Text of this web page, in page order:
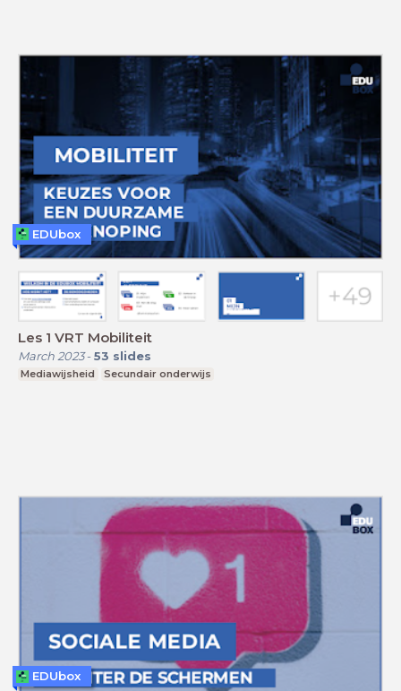
Les 1 VRT Mobiliteit
March 2023- 53 slides
Mediawijsheid Secundair onderwijs
EDUbox
EDUbox